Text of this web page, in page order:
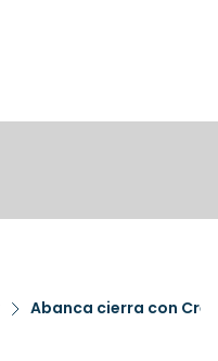
Abanca cierra con